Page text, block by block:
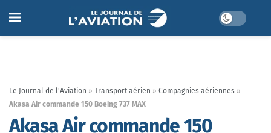
Le Journal de l'Aviation » Transport aérien » Compagnies aériennes »
Akasa Air commande 150 Boeing 737 MAX
Akasa Air commande 150